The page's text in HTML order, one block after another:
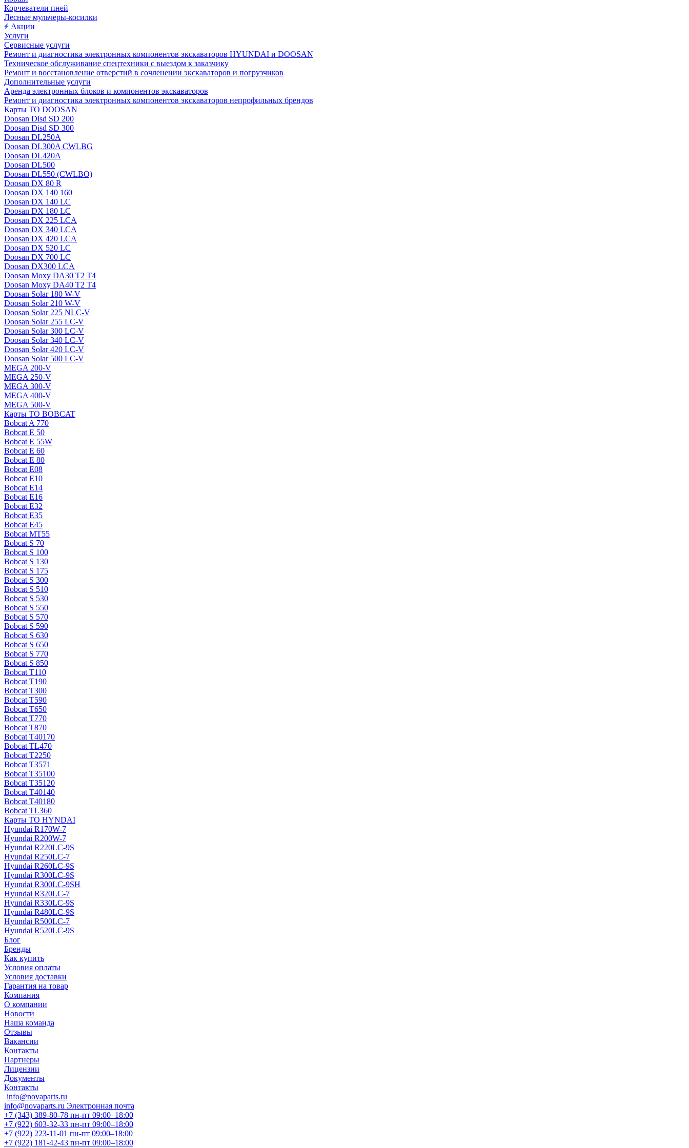
Корчеватели пней
Лесные мульчеры-косилки
Акции
Услуги
Сервисные услуги
Ремонт и диагностика электронных компонентов экскаваторов HYUNDAI и DOOSAN
Техническое обслуживание спецтехники с выездом к заказчику
Ремонт и восстановление отверстий в сочленении экскаваторов и погрузчиков
Дополнительные услуги
Аренда электронных блоков и компонентов экскаваторов
Ремонт и диагностика электронных компонентов экскаваторов непрофильных брендов
Карты ТО DOOSAN
Doosan Disd SD 200
Doosan Disd SD 300
Doosan DL250A
Doosan DL300A CWLBG
Doosan DL420A
Doosan DL500
Doosan DL550 (CWLBO)
Doosan DX 80 R
Doosan DX 140 160
Doosan DX 140 LC
Doosan DX 180 LC
Doosan DX 225 LCA
Doosan DX 340 LCA
Doosan DX 420 LCA
Doosan DX 520 LC
Doosan DX 700 LC
Doosan DX300 LCA
Doosan Moxy DA30 T2 T4
Doosan Moxy DA40 T2 T4
Doosan Solar 180 W-V
Doosan Solar 210 W-V
Doosan Solar 225 NLC-V
Doosan Solar 255 LC-V
Doosan Solar 300 LC-V
Doosan Solar 340 LC-V
Doosan Solar 420 LC-V
Doosan Solar 500 LC-V
MEGA 200-V
MEGA 250-V
MEGA 300-V
MEGA 400-V
MEGA 500-V
Карты ТО BOBCAT
Bobcat A 770
Bobcat E 50
Bobcat E 55W
Bobcat E 60
Bobcat E 80
Bobcat E08
Bobcat E10
Bobcat E14
Bobcat E16
Bobcat E32
Bobcat E35
Bobcat E45
Bobcat MT55
Bobcat S 70
Bobcat S 100
Bobcat S 130
Bobcat S 175
Bobcat S 300
Bobcat S 510
Bobcat S 530
Bobcat S 550
Bobcat S 570
Bobcat S 590
Bobcat S 630
Bobcat S 650
Bobcat S 770
Bobcat S 850
Bobcat T110
Bobcat T190
Bobcat T300
Bobcat T590
Bobcat T650
Bobcat T770
Bobcat T870
Bobcat T40170
Bobcat TL470
Bobcat Т2250
Bobcat Т3571
Bobcat Т35100
Bobcat Т35120
Bobcat Т40140
Bobcat Т40180
Bobcat ТL360
Карты ТО HYNDAI
Hyundai R170W-7
Hyundai R200W-7
Hyundai R220LC-9S
Hyundai R250LC-7
Hyundai R260LC-9S
Hyundai R300LC-9S
Hyundai R300LC-9SH
Hyundai R320LC-7
Hyundai R330LC-9S
Hyundai R480LC-9S
Hyundai R500LC-7
Hyundai R520LC-9S
Блог
Бренды
Как купить
Условия оплаты
Условия доставки
Гарантия на товар
Компания
О компании
Новости
Наша команда
Отзывы
Вакансии
Контакты
Партнеры
Лицензии
Документы
Контакты
info@novaparts.ru
info@novaparts.ru Электронная почта
+7 (343) 389-80-78 пн-пт 09:00–18:00
+7 (922) 603-32-33 пн-пт 09:00–18:00
+7 (922) 223-11-01 пн-пт 09:00–18:00
+7 (922) 181-42-43 пн-пт 09:00–18:00